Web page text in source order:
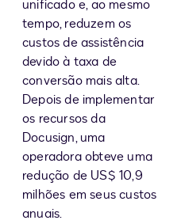
unificado e, ao mesmo
tempo, reduzem os
custos de assistência
devido à taxa de
conversão mais alta.
Depois de implementar
os recursos da
Docusign, uma
operadora obteve uma
redução de US$ 10,9
milhões em seus custos
anuais.